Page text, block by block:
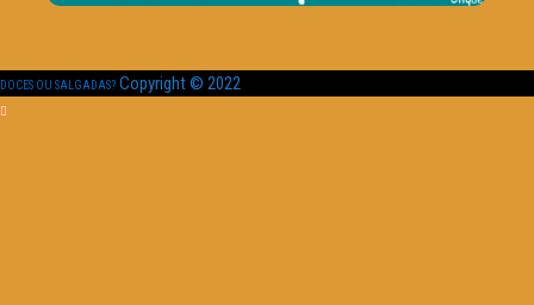
DOCES OU SALGADAS? Copyright © 2022